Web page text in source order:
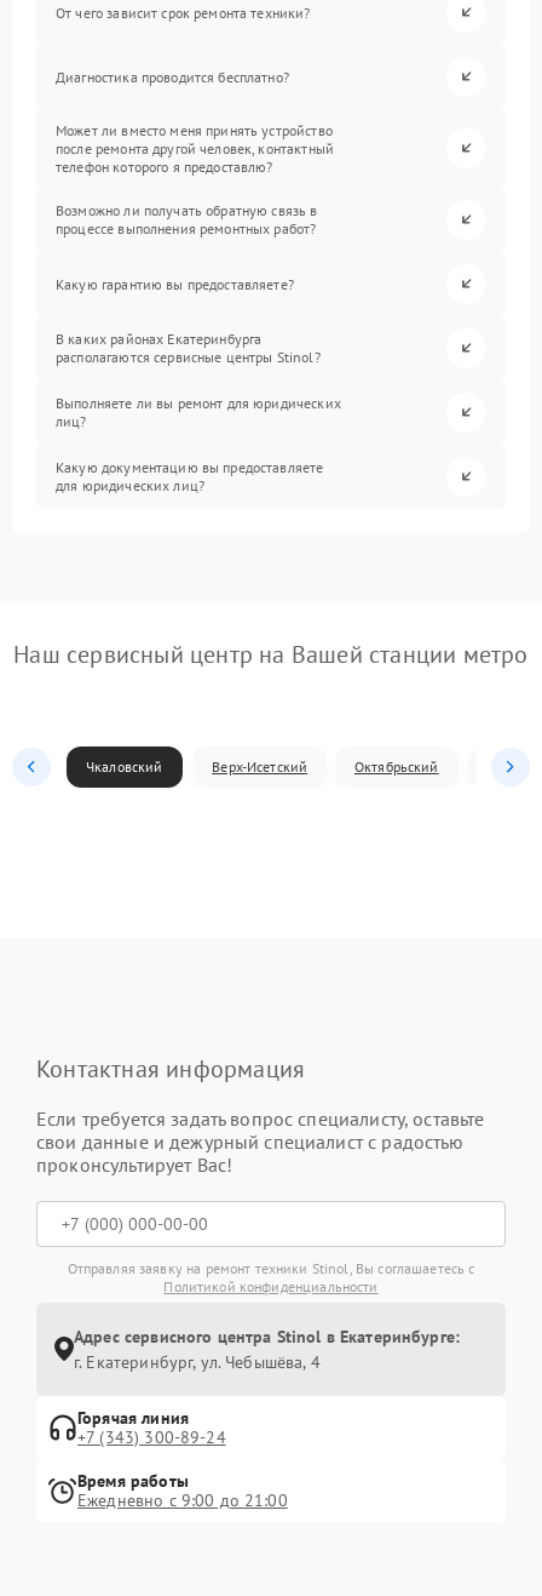
От чего зависит срок ремонта техники?
Диагностика проводится бесплатно?
Может ли вместо меня принять устройство
после ремонта другой человек, контактный
телефон которого я предоставлю?
Возможно ли получать обратную связь в
процессе выполнения ремонтных работ?
Какую гарантию вы предоставляете?
В каких районах Екатеринбурга
располагаются сервисные центры Stinol?
Выполняете ли вы ремонт для юридических
лиц?
Какую документацию вы предоставляете
для юридических лиц?
Наш сервисный центр на Вашей станции метро
Чкаловский Верх-Исетский Октябрьский
Контактная информация
Если требуется задать вопрос специалисту, оставьте
свои данные и дежурный специалист с радостью
проконсультирует Вас!
Отправляя заявку на ремонт техники Stinol, Вы соглашаетесь с
Политикой конфиденциальности
Адрес сервисного центра Stinol в Екатеринбурге:
г. Екатеринбург, ул. Чебышёва, 4
Горячая линия
+7 (343) 300-89-24
Время работы
Ежедневно с 9:00 до 21:00